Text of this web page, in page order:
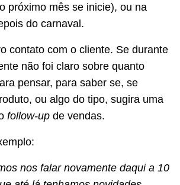
próximo mês se inicie), ou na
do carnaval.
contato com o cliente. Se durante
não foi claro sobre quanto
pensar, para saber se, se
ou algo do tipo, sugira uma
follow-up de vendas.
nos falar novamente daqui a 10